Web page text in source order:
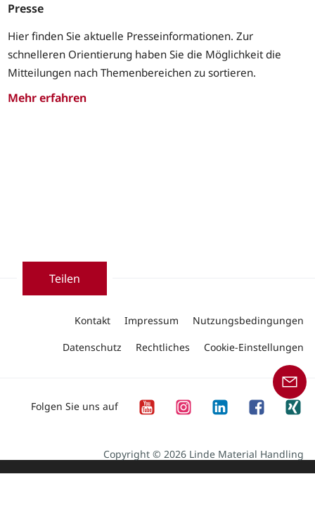
Presse
Hier finden Sie aktuelle Presseinformationen. Zur
schnelleren Orientierung haben Sie die Möglichkeit die
Mitteilungen nach Themenbereichen zu sortieren.
Mehr erfahren
Teilen
Kontakt Impressum
Nutzungsbedingungen
Datenschutz
Rechtliches Cookie-Einstellungen
Folgen Sie uns auf
Copyright © 2026 Linde Material Handling